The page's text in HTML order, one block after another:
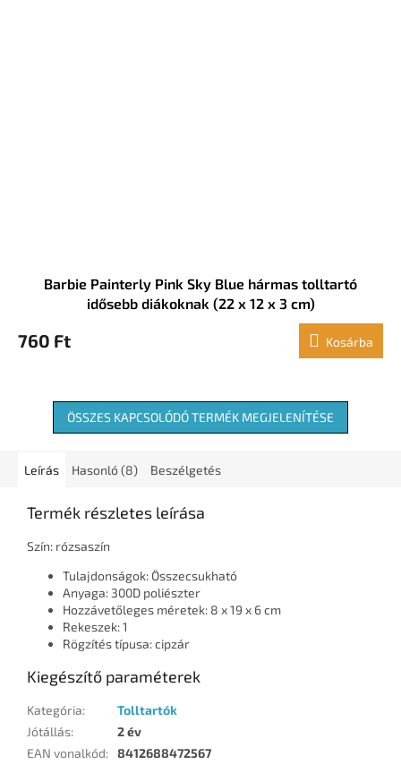
Barbie Painterly Pink Sky Blue hármas tolltartó
idősebb diákoknak (22 x 12 x 3 cm)
760 Ft Kosárba
ÖSSZES KAPCSOLÓDÓ TERMÉK MEGJELENÍTÉSE
Leírás Hasonló (8) Beszélgetés
Termék részletes leírása
Szín: rózsaszín
Tulajdonságok: Összecsukható
Anyaga: 300D poliészter
Hozzávetőleges méretek: 8 x 19 x 6 cm
Rekeszek: 1
Rögzítés típusa: cipzár
Kiegészítő paraméterek
Kategória:
Tolltartók
Jótállás:
2 év
EAN vonalkód: 8412688472567